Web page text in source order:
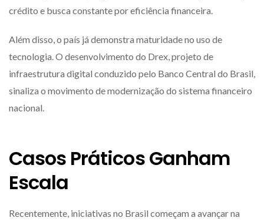
crédito e busca constante por eficiência financeira.
Além disso, o país já demonstra maturidade no uso de
tecnologia. O desenvolvimento do Drex, projeto de
infraestrutura digital conduzido pelo Banco Central do Brasil,
sinaliza o movimento de modernização do sistema financeiro
nacional.
Casos Práticos Ganham
Escala
Recentemente, iniciativas no Brasil começam a avançar na